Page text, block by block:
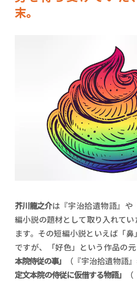
末。
芥川龍之介は『宇治拾遺物語』や
編小説の題材として取り入れて
ます。その短編小説といえば「
ですが、「好色」という作品の
本院侍従の事」
（『宇治拾遺物語
定文本院の侍従に仮借する物語」